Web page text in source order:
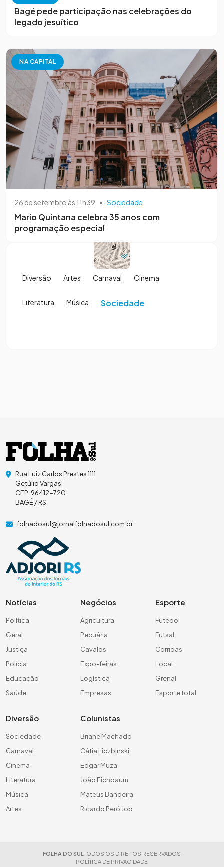
Bagé pede participação nas celebrações do
legado jesuítico
NA CAPITAL
26 de setembro às 11h39 • Sociedade
Mario Quintana celebra 35 anos com
programação especial
Diversão Artes Carnaval Cinema
Literatura Música Sociedade
Rua Luiz Carlos Prestes 1111
Getúlio Vargas
CEP: 96412-720
BAGÉ / RS
folhadosul@jornalfolhadosul.com.br
Notícias
Política
Geral
Justiça
Polícia
Educação
Saúde
Negócios
Agricultura
Pecuária
Cavalos
Expo-feiras
Logística
Empresas
Esporte
Futebol
Futsal
Corridas
Local
Grenal
Esporte total
Diversão
Sociedade
Carnaval
Cinema
Literatura
Música
Artes
Colunistas
Briane Machado
Cátia Liczbinski
Edgar Muza
João Eichbaum
Mateus Bandeira
Ricardo Peró Job
FOLHA DO SUL TODOS OS DIREITOS RESERVADOS
POLÍTICA DE PRIVACIDADE